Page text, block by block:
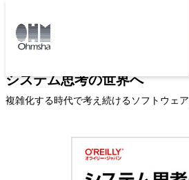
トップ
システム思考の世界へ
複雑化する時代で考え続けるソフトウェ